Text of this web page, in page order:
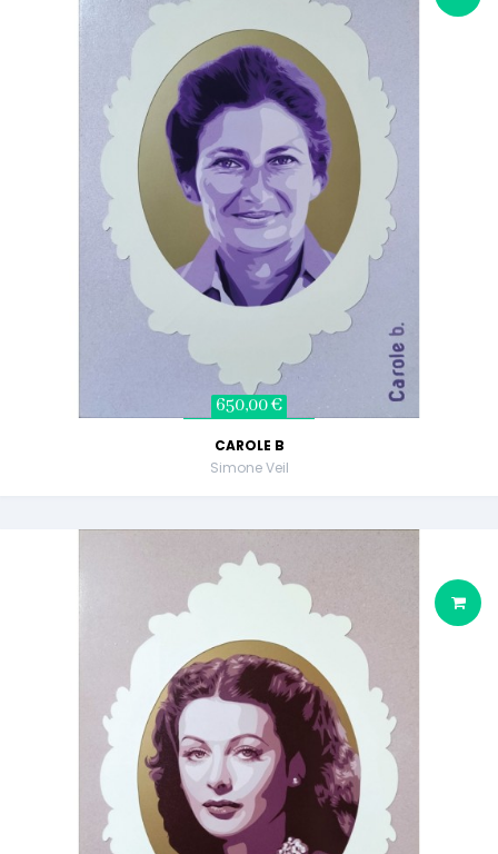
650,00 €
CAROLE B
Simone Veil